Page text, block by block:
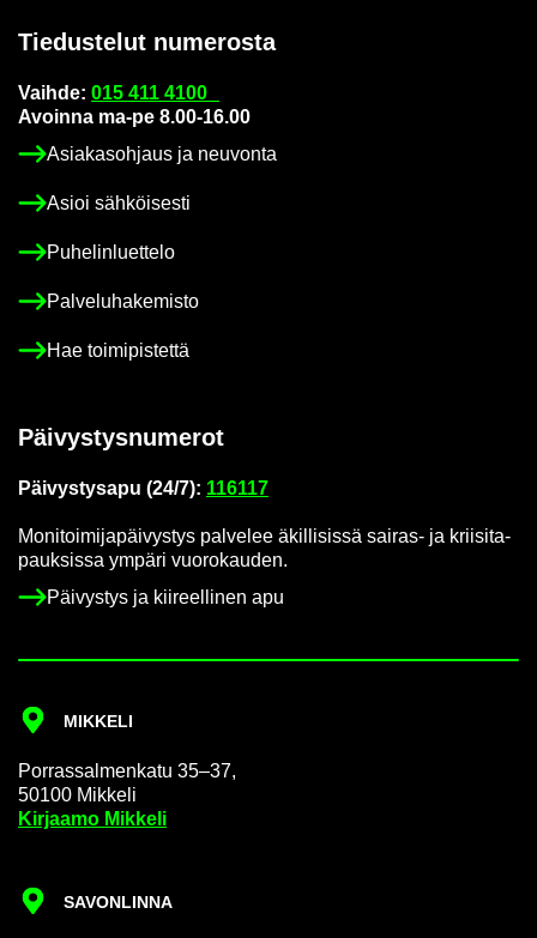
Tie­dus­te­lut nu­me­ros­ta
Vaih­de: 015 411 4100
Avoin­na ma-pe 8.00-16.00
Asia­kas­oh­jaus ja neu­von­ta
Asioi säh­köi­ses­ti
Pu­he­lin­luet­te­lo
Pal­ve­lu­ha­ke­mis­to
Hae toi­mi­pis­tet­tä
Päi­vys­tys­nu­me­rot
Päi­vys­tys­a­pu (24/7): 116117
Mo­ni­toi­mi­ja­päi­vys­tys pal­ve­lee äkil­li­sis­sä sairas-​ ja krii­si­ta­
pauk­sis­sa ym­pä­ri vuo­ro­kau­den.
Päi­vys­tys ja kii­reel­li­nen apu
MIK­KE­LI
Por­ras­sal­men­ka­tu 35–37,
50100 Mik­ke­li
Kir­jaa­mo Mik­ke­li
SA­VON­LIN­NA